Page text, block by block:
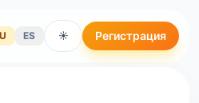
ES ☀ Регистрация